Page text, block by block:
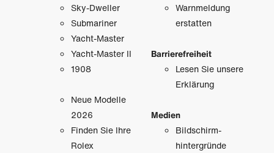
Sky-Dweller
Submariner
Yacht-Master
Yacht-Master II
1908
Neue Modelle
2026
Finden Sie Ihre
Rolex
Warnmeldung
erstatten
Barrierefreiheit
Lesen Sie unsere
Erklärung
Medien
Bildschirm­
hintergründe